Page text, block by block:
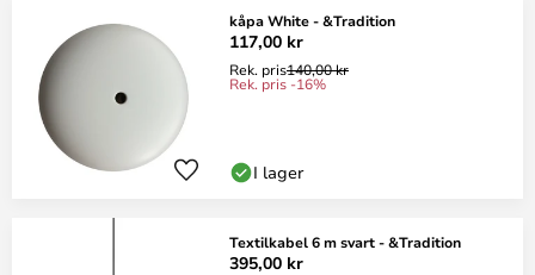
kåpa White - &Tradition
117,00 kr
Rek. pris140,00 kr
Rek. pris -16%
I lager
Textilkabel 6 m svart - &Tradition
395,00 kr